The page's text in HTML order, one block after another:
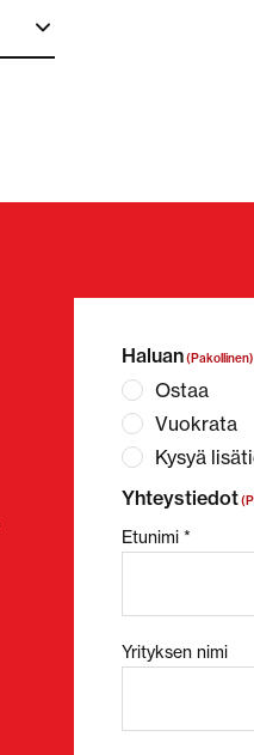
Haluan(Pakollinen)
Ostaa
Vuokrata
Kysyä
Yhteystiedot
Etunimi *
Yrityksen nimi